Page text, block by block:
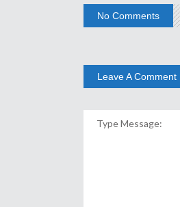
No Comments
Leave A Comment